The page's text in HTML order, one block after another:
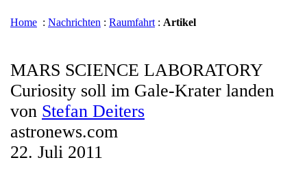
Home : Nachrichten : Raumfahrt : Artikel
MARS SCIENCE LABORATORY
Curiosity soll im Gale-Krater landen
von Stefan Deiters
astronews.com
22. Juli 2011